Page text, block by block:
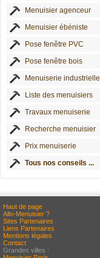
Menuisier agenceur
Menuisier ébéniste
Pose fenêtre PVC
Pose fenêtre bois
Menuiserie industrielle
Liste des menuisiers
Travaux menuiserie
Recherche menuisier
Prix menuiserie
Tous nos conseils ...
Haut de page
Allo-Menuisier ?
Sites Partenaires
Liens Partenaires
Mentions légales
Contact
Grandes villes :